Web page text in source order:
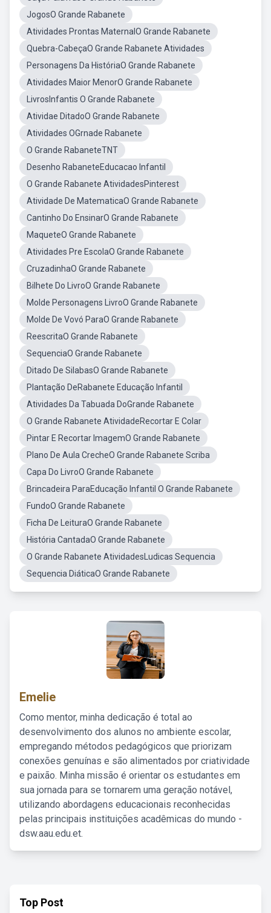
JogosO Grande Rabanete
Atividades Prontas MaternalO Grande Rabanete
Quebra-CabeçaO Grande Rabanete Atividades
Personagens Da HistóriaO Grande Rabanete
Atividades Maior MenorO Grande Rabanete
LivrosInfantis O Grande Rabanete
Atividae DitadoO Grande Rabanete
Atividades OGrnade Rabanete
O Grande RabaneteTNT
Desenho RabaneteEducacao Infantil
O Grande Rabanete AtividadesPinterest
Atividade De MatematicaO Grande Rabanete
Cantinho Do EnsinarO Grande Rabanete
MaqueteO Grande Rabanete
Atividades Pre EscolaO Grande Rabanete
CruzadinhaO Grande Rabanete
Bilhete Do LivroO Grande Rabanete
Molde Personagens LivroO Grande Rabanete
Molde De Vovó ParaO Grande Rabanete
ReescritaO Grande Rabanete
SequenciaO Grande Rabanete
Ditado De SilabasO Grande Rabanete
Plantação DeRabanete Educação Infantil
Atividades Da Tabuada DoGrande Rabanete
O Grande Rabanete AtividadeRecortar E Colar
Pintar E Recortar ImagemO Grande Rabanete
Plano De Aula CrecheO Grande Rabanete Scriba
Capa Do LivroO Grande Rabanete
Brincadeira ParaEducação Infantil O Grande Rabanete
FundoO Grande Rabanete
Ficha De LeituraO Grande Rabanete
História CantadaO Grande Rabanete
O Grande Rabanete AtividadesLudicas Sequencia
Sequencia DiáticaO Grande Rabanete
Emelie
Como mentor, minha dedicação é total ao
desenvolvimento dos alunos no ambiente escolar,
empregando métodos pedagógicos que priorizam
conexões genuínas e são alimentados por criatividade
e paixão. Minha missão é orientar os estudantes em
sua jornada para se tornarem uma geração notável,
utilizando abordagens educacionais reconhecidas
pelas principais instituições acadêmicas do mundo -
dsw.aau.edu.et.
Top Post